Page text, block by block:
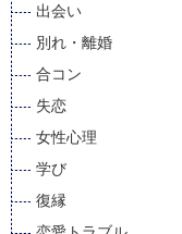
出会い
別れ・離婚
合コン
失恋
女性心理
学び
復縁